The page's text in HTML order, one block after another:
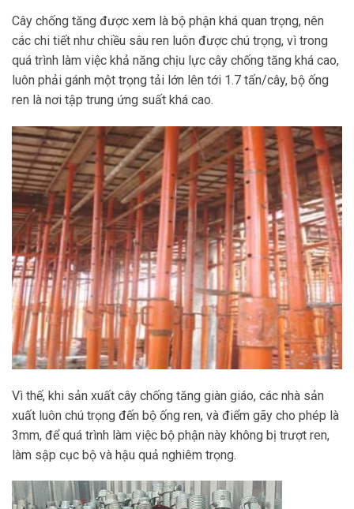
Cây chống tăng được xem là bộ phận khá quan trọng, nên
các chi tiết như chiều sâu ren luôn được chú trọng, vì trong
quá trình làm việc khả năng chịu lực cây chống tăng khá cao,
luôn phải gánh một trọng tải lớn lên tới 1.7 tấn/cây, bộ ống
ren là nơi tập trung ứng suất khá cao.
Vì thế, khi sản xuất cây chống tăng giàn giáo, các nhà sản
xuất luôn chú trọng đến bộ ống ren, và điểm gãy cho phép là
3mm, để quá trình làm việc bộ phận này không bị trượt ren,
làm sập cục bộ và hậu quả nghiêm trọng.